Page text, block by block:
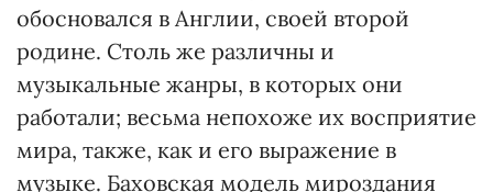
обосновался в Англии, своей второй
родине. Столь же различны и
музыкальные жанры, в которых они
работали; весьма непохоже их восприятие
мира, также, как и его выражение в
музыке. Баховская модель мироздания